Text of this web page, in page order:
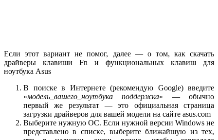
Если этот вариант не помог, далее — о том, как скачать
драйверы клавиши Fn и функциональных клавиш для
ноутбука Asus
В поиске в Интернете (рекомендую Google) введите
«модель_вашего_ноутбука поддержка» — обычно
первый же результат — это официальная страница
загрузки драйверов для вашей модели на сайте asus.com
Выберите нужную ОС. Если нужной версии Windows не
представлено в списке, выберите ближайшую из тех,